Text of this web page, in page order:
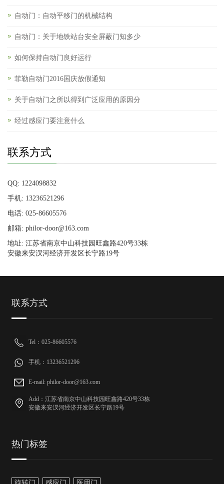
自动门：自动平移门的机械结构
自动门：关于地铁站台安全屏蔽门知多少
如何保持自动门良好运行
菲勒自动门2016国庆放假通知
关于自动门之所以得到广泛应用的原因分
经过感应门要注意什么
联系方式
QQ: 1224098832
手机: 13236521296
电话: 025-86605576
邮箱: philor-door@163.com
地址: 江苏省南京中山科技园旺鑫路420号33栋
安徽来安汊河经济开发区长宁路19号
联系方式
Tel：025-86605576
手机：13236521296
E-mail: philor-door@163.com
Add：江苏省南京中山科技园旺鑫路420号33栋
安徽来安汊河经济开发区长宁路19号
热门标签
旋转门 感应门 医用门